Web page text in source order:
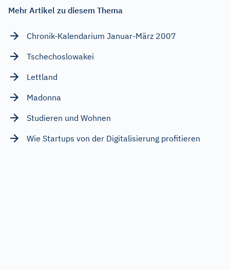
Mehr Artikel zu diesem Thema
Chronik-Kalendarium Januar-März 2007
Tschechoslowakei
Lettland
Madonna
Studieren und Wohnen
Wie Startups von der Digitalisierung profitieren